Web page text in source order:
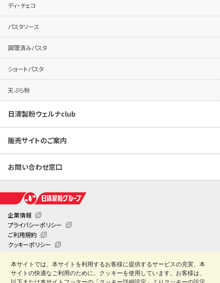
ディ・チェコ
パスタソース
調理済みパスタ
ショートパスタ
天ぷら粉
日清製粉ウェルナclub
販売サイトのご案内
お問い合わせ窓口
企業情報
プライバシーポリシー
ご利用規約
クッキーポリシー
日清製粉業務用お役立ちサイト「創・食Club」
Copyright © Nisshin Seifun Welna Inc. All Rights Reserved.
本サイトでは、本サイトを利用するお客様に提供するサービスの充実、本
サイトの快適なご利用のために、クッキーを使用しています。お客様は、